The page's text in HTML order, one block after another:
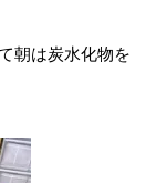
朝は炭水化物を